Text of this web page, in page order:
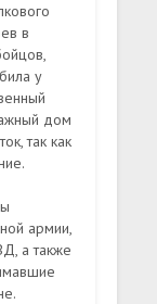
в
у
дом
так как
армии,
а также